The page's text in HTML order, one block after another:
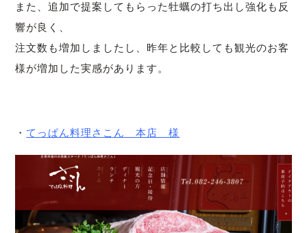
また、追加で提案してもらった牡蠣の打ち出し強化も反
響が良く、
注文数も増加しましたし、昨年と比較しても観光のお客
様が増加した実感があります。
・てっぱん料理さこん 本店 様